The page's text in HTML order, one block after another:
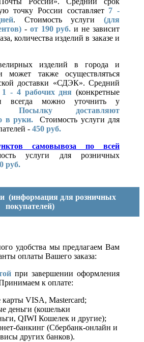
точку России составляет 7 -
. Стоимость услуги(для
- от 190 руб. и не зависит
количества изделий в заказе и
изделий в города и
может также осуществляться
доставки «СДЭК». Средний
1 - 4 рабочих дня (конкретные
всегда можно уточнить у
Посылку доставляют
в руки.
Стоимость услуги для
- 450 руб.
самовывоза по всей
услуги для розничных
руб.
(информация для розничных
покупателей)
удобства мы предлагаем Вам
оплаты Вашего заказа:
при завершении оформления
к оплате:
карты VISA, Mastercard;
деньги (кошельки
QIWI Кошелек и другие);
банкинг (Сбербанк-онлайн и
других банков).